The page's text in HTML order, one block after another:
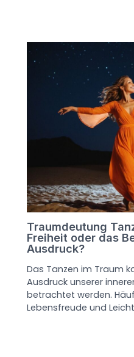
Traumdeutung
Freiheit oder das
Ausdruck?
Das Tanzen im Traum
Ausdruck unserer
betrachtet werden.
Lebensfreude und